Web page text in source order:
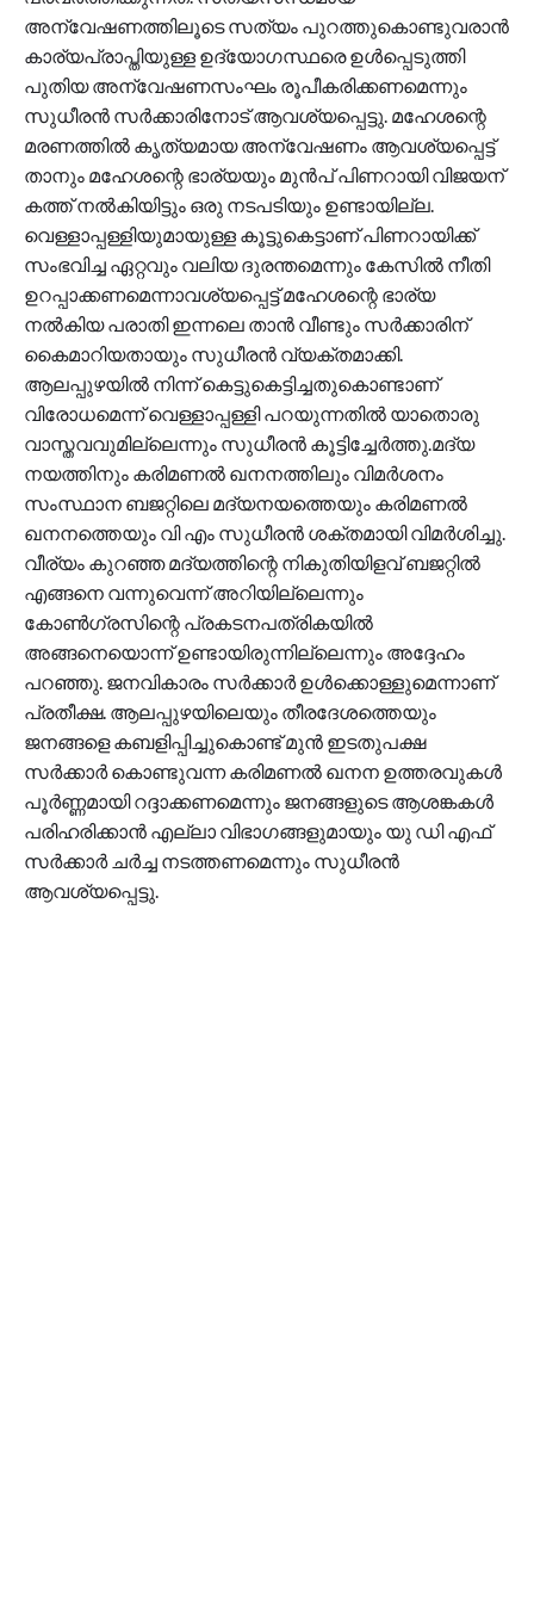
അന്വേഷണത്തിലൂടെ സത്യം പുറത്തുകൊണ്ടുവരാൻ
കാര്യപ്രാപ്തിയുള്ള ഉദ്യോഗസ്ഥരെ ഉൾപ്പെടുത്തി
പുതിയ അന്വേഷണസംഘം രൂപീകരിക്കണമെന്നും
സുധീരൻ സർക്കാരിനോട് ആവശ്യപ്പെട്ടു. മഹേശന്റെ
മരണത്തിൽ കൃത്യമായ അന്വേഷണം ആവശ്യപ്പെട്ട്
താനും മഹേശന്റെ ഭാര്യയും മുൻപ് പിണറായി വിജയന്
കത്ത് നൽകിയിട്ടും ഒരു നടപടിയും ഉണ്ടായില്ല.
വെള്ളാപ്പള്ളിയുമായുള്ള കൂട്ടുകെട്ടാണ് പിണറായിക്ക്
സംഭവിച്ച ഏറ്റവും വലിയ ദുരന്തമെന്നും കേസിൽ നീതി
ഉറപ്പാക്കണമെന്നാവശ്യപ്പെട്ട് മഹേശന്റെ ഭാര്യ
നൽകിയ പരാതി ഇന്നലെ താൻ വീണ്ടും സർക്കാരിന്
കൈമാറിയതായും സുധീരൻ വ്യക്തമാക്കി.
ആലപ്പുഴയിൽ നിന്ന് കെട്ടുകെട്ടിച്ചതുകൊണ്ടാണ്
വിരോധമെന്ന് വെള്ളാപ്പള്ളി പറയുന്നതിൽ യാതൊരു
വാസ്തവവുമില്ലെന്നും സുധീരൻ കൂട്ടിച്ചേർത്തു.മദ്യ
നയത്തിനും കരിമണൽ ഖനനത്തിലും വിമർശനം
സംസ്ഥാന ബജറ്റിലെ മദ്യനയത്തെയും കരിമണൽ
ഖനനത്തെയും വി എം സുധീരൻ ശക്തമായി വിമർശിച്ചു.
വീര്യം കുറഞ്ഞ മദ്യത്തിന്റെ നികുതിയിളവ് ബജറ്റിൽ
എങ്ങനെ വന്നുവെന്ന് അറിയില്ലെന്നും
കോൺഗ്രസിന്റെ പ്രകടനപത്രികയിൽ
അങ്ങനെയൊന്ന് ഉണ്ടായിരുന്നില്ലെന്നും അദ്ദേഹം
പറഞ്ഞു. ജനവികാരം സർക്കാർ ഉൾക്കൊള്ളുമെന്നാണ്
പ്രതീക്ഷ. ആലപ്പുഴയിലെയും തീരദേശത്തെയും
ജനങ്ങളെ കബളിപ്പിച്ചുകൊണ്ട് മുൻ ഇടതുപക്ഷ
സർക്കാർ കൊണ്ടുവന്ന കരിമണൽ ഖനന ഉത്തരവുകൾ
പൂർണ്ണമായി റദ്ദാക്കണമെന്നും ജനങ്ങളുടെ ആശങ്കകൾ
പരിഹരിക്കാൻ എല്ലാ വിഭാഗങ്ങളുമായും യു ഡി എഫ്
സർക്കാർ ചർച്ച നടത്തണമെന്നും സുധീരൻ
ആവശ്യപ്പെട്ടു.